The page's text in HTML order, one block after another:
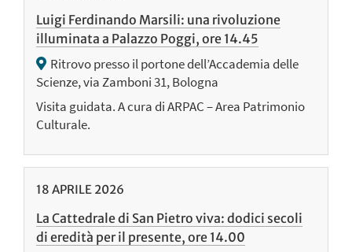
Luigi Ferdinando Marsili: una rivoluzione
illuminata a Palazzo Poggi, ore 14.45
Ritrovo presso il portone dell’Accademia delle
Scienze, via Zamboni 31, Bologna
Visita guidata. A cura di ARPAC – Area Patrimonio
Culturale.
18 APRILE 2026
La Cattedrale di San Pietro viva: dodici secoli
di eredità per il presente, ore 14.00